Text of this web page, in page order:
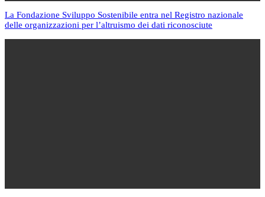
La Fondazione Sviluppo Sostenibile entra nel Registro nazionale
delle organizzazioni per l’altruismo dei dati riconosciute